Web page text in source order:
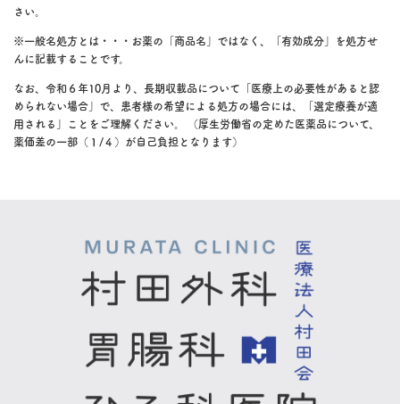
さい。
※一般名処方とは・・・お薬の「商品名」ではなく、「有効成分」を処方せ
んに記載することです。
なお、令和６年10月より、長期収載品について「医療上の必要性があると認
められない場合」で、患者様の希望による処方の場合には、「選定療養が適
用される」ことをご理解ください。 （厚生労働省の定めた医薬品について、
薬価差の一部（１/４）が自己負担となります）